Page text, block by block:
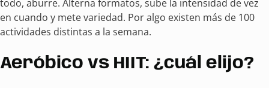
todo, aburre. Alterna formatos, sube la intensidad de vez
en cuando y mete variedad. Por algo existen más de 100
actividades distintas a la semana.
Aeróbico vs HIIT: ¿cuál elijo?